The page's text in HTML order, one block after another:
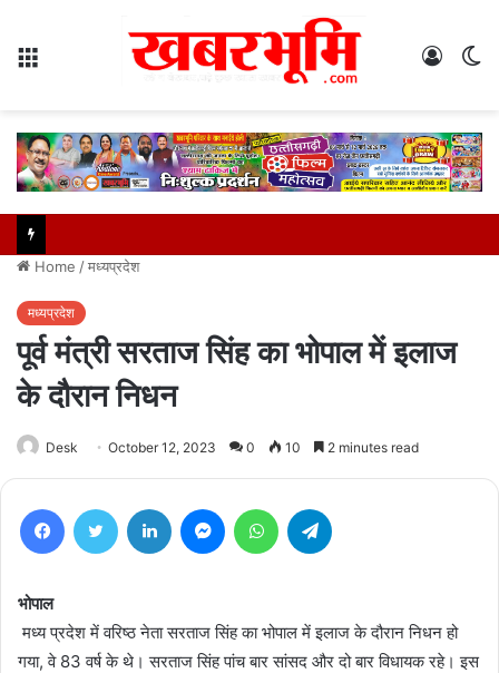
Log
Home /मध्यप्रदेश
मध्यप्रदेश
पूर्व मंत्री सरताज सिंह का भोपाल में इलाज
के दौरान निधन
Desk October 12, 2023 0 10 2 minutes read
FacebookTwitter LinkedIn MessengerWhatsApp
भोपाल
मध्य प्रदेश में वरिष्ठ नेता सरताज सिंह का भोपाल में इलाज के दौरान निधन हो
गया, वे 83 वर्ष के थे। सरताज सिंह पांच बार सांसद और दो बार विधायक रहे। इस